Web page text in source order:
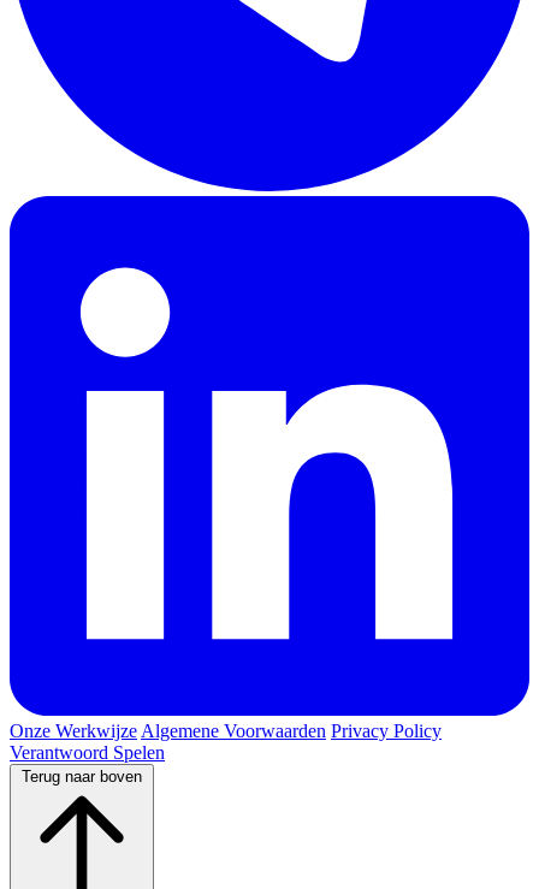
Onze WerkwijzeAlgemene Voorwaarden Privacy Policy
Verantwoord Spelen
Terug naar boven